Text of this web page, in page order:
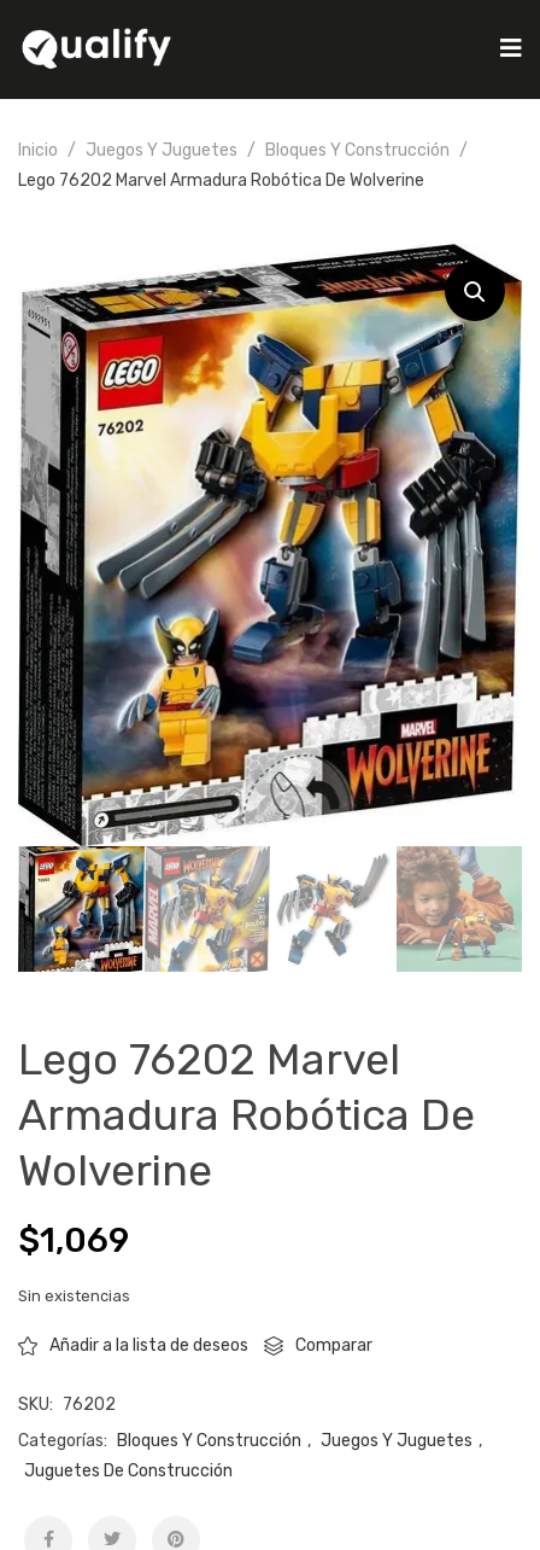
Inicio Juegos Y Juguetes
Bloques Y Construcción
Lego 76202 Marvel Armadura Robótica De Wolverine
Lego 76202 Marvel
Armadura Robótica De
Wolverine
$1,069
Sin existencias
Añadir a la lista de deseos Comparar
SKU: 76202
Categorías:
Bloques Y Construcción , Juegos Y Juguetes ,
Juguetes De Construcción